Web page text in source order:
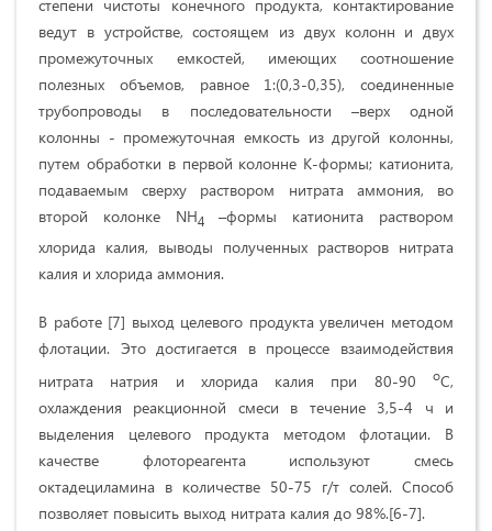
степени чистоты конечного продукта, контактирование
ведут в устройстве, состоящем из двух колонн и двух
промежуточных емкостей, имеющих соотношение
полезных объемов, равное 1:(0,3-0,35), соединенные
трубопроводы в последовательности –верх одной
колонны - промежуточная емкость из другой колонны,
путем обработки в первой колонне К-формы; катионита,
подаваемым сверху раствором нитрата аммония, во
второй колонке NH4 –формы катионита раствором
хлорида калия, выводы полученных растворов нитрата
калия и хлорида аммония.
В работе [7] выход целевого продукта увеличен методом
флотации. Это достигается в процессе взаимодействия
нитрата натрия и хлорида калия при 80-90 оС,
охлаждения реакционной смеси в течение 3,5-4 ч и
выделения целевого продукта методом флотации. В
качестве флотореагента используют смесь
октадециламина в количестве 50-75 г/т солей. Способ
позволяет повысить выход нитрата калия до 98%.[6-7].